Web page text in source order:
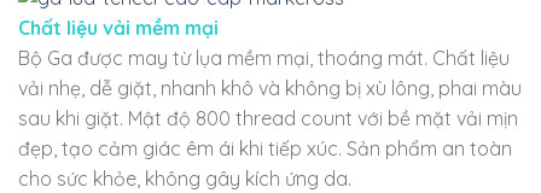
Chất liệu vải mềm mại
Bộ Ga được may từ lụa mềm mại, thoáng mát. Chất liệu
vải nhẹ, dễ giặt, nhanh khô và không bị xù lông, phai màu
sau khi giặt. Mật độ 800 thread count với bề mặt vải mịn
đẹp, tạo cảm giác êm ái khi tiếp xúc. Sản phẩm an toàn
cho sức khỏe, không gây kích ứng da.